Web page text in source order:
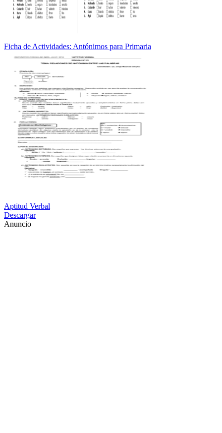
Ficha de Actividades: Antónimos para Primaria
Aptitud Verbal
Descargar
Anuncio